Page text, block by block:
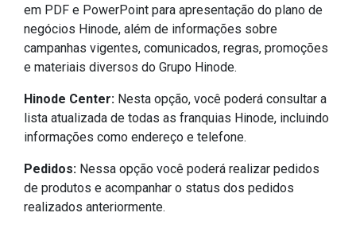
em PDF e PowerPoint para apresentação do plano de
negócios Hinode, além de informações sobre
campanhas vigentes, comunicados, regras, promoções
e materiais diversos do Grupo Hinode.
Hinode Center: Nesta opção, você poderá consultar a
lista atualizada de todas as franquias Hinode, incluindo
informações como endereço e telefone.
Pedidos: Nessa opção você poderá realizar pedidos
de produtos e acompanhar o status dos pedidos
realizados anteriormente.